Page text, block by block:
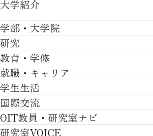
大学紹介
大学紹介TOP
OVER THE LIMIT
大学について
施設一覧
社会・地域・高大連携
川上村での取り組み
アクセス
学部・大学院
学部・大学院TOP
工学部
ロボティクス＆デザイン工学部
情報科学部
知的財産学部
工学研究科
研究
研究TOP
研究について
産官学連携
教育・学修
教育・学修TOP
卒業時質保証を担う独自の教育システム
自律学修
学習支援
就職・キャリア
就職・キャリアTOP
就職サポート
キャリア形成
学生生活
学生生活TOP
キャンパスライフ
国際交流
国際交流TOP
OIT教員・研究室ナビ
研究室VOICE